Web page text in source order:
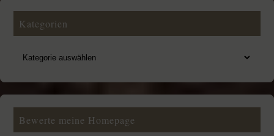
Kategorien
Bewerte meine Homepage